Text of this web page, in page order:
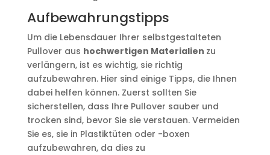
Aufbewahrungstipps
Um die Lebensdauer Ihrer selbstgestalteten
Pullover aus hochwertigen Materialien zu
verlängern, ist es wichtig, sie richtig
aufzubewahren. Hier sind einige Tipps, die Ihnen
dabei helfen können. Zuerst sollten Sie
sicherstellen, dass Ihre Pullover sauber und
trocken sind, bevor Sie sie verstauen. Vermeiden
Sie es, sie in Plastiktüten oder -boxen
aufzubewahren, da dies zu